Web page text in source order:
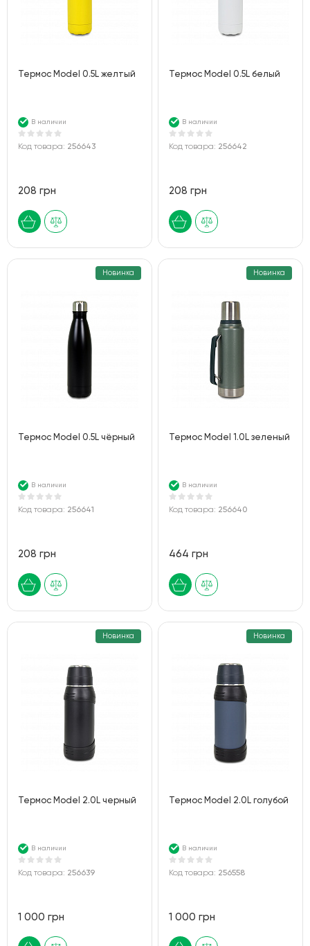
Термос Model 0.5L желтый
В наличии
Код товара: 256643
208 грн
Термос Model 0.5L белый
В наличии
Код товара: 256642
208 грн
Новинка
Термос Model 0.5L чёрный
В наличии
Код товара: 256641
208 грн
Новинка
Термос Model 1.0L зеленый
В наличии
Код товара: 256640
464 грн
Новинка
Термос Model 2.0L черный
В наличии
Код товара: 256639
1 000 грн
Новинка
Термос Model 2.0L голубой
В наличии
Код товара: 256558
1 000 грн